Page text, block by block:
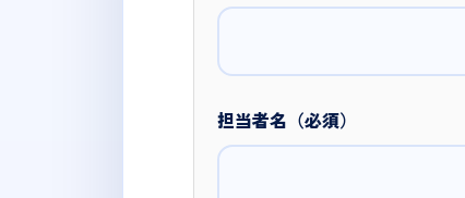
担当者名（必須）